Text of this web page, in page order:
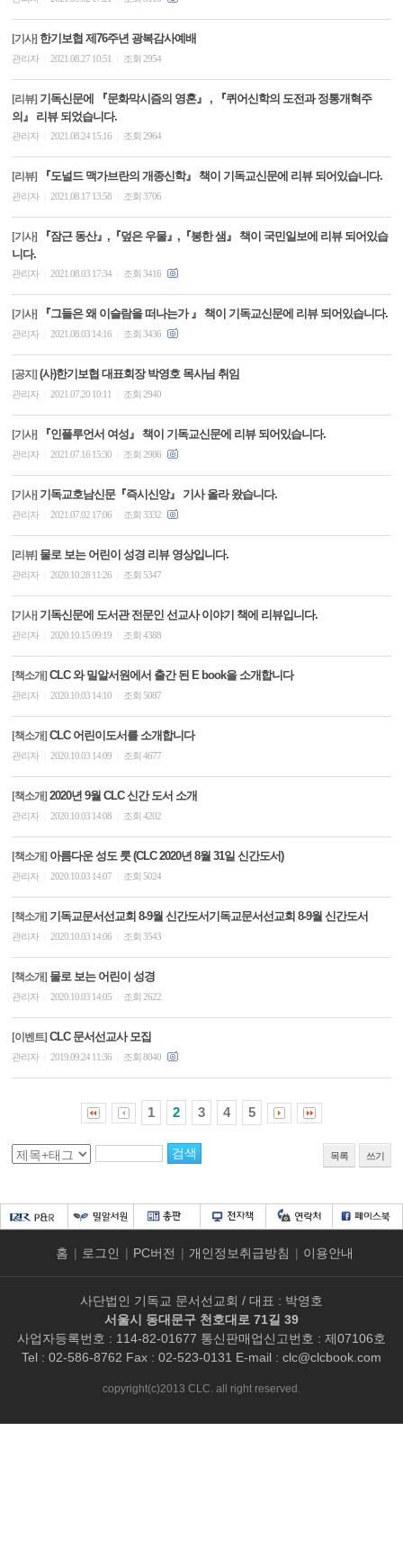
[기사] 한기보협 제76주년 광복감사예배
관리자 2021.08.27 10:51 조회 2954
[리뷰] 기독신문에 『문화막시즘의 영혼』 , 『퀴어신학의 도전과 정통개혁주
의』 리뷰 되었습니다.
관리자 2021.08.24 15:16 조회 2964
[리뷰] 『도널드 맥가브란의 개종신학』 책이 기독교신문에 리뷰 되어있습니다.
관리자 2021.08.17 13:58 조회 3706
[기사]
『잠근 동산』,『덮은 우물』,『봉한 샘』 책이 국민일보에 리뷰 되어있습
니다.
관리자 2021.08.03 17:34 조회 3416
[기사] 『그들은 왜 이슬람을 떠나는가 』 책이 기독교신문에 리뷰 되어있습니다.
관리자 2021.08.03 14:16 조회 3436
[공지] (사)한기보협 대표회장 박영호 목사님 취임
관리자 2021.07.20 10:11 조회 2940
[기사] 『인플루언서 여성』 책이 기독교신문에 리뷰 되어있습니다.
관리자 2021.07.16 15:30 조회 2986
[기사] 기독교호남신문『즉시신앙』 기사 올라 왔습니다.
관리자 2021.07.02 17:06 조회 3332
[리뷰] 물로 보는 어린이 성경 리뷰 영상입니다.
관리자 2020.10.28 11:26 조회 5347
[기사] 기독신문에 도서관 전문인 선교사 이야기 책에 리뷰입니다.
관리자 2020.10.15 09:19 조회 4388
[책소개] CLC 와 밀알서원에서 출간 된 E book을 소개합니다
관리자 2020.10.03 14:10 조회 5087
[책소개] CLC 어린이도서를 소개합니다
관리자 2020.10.03 14:09 조회 4677
[책소개] 2020년 9월 CLC 신간 도서 소개
관리자 2020.10.03 14:08 조회 4202
[책소개] 아름다운 성도 룻 (CLC 2020년 8월 31일 신간도서)
관리자 2020.10.03 14:07 조회 5024
[책소개] 기독교문서선교회 8-9월 신간도서기독교문서선교회 8-9월 신간도서
관리자 2020.10.03 14:06 조회 3543
[책소개] 물로 보는 어린이 성경
관리자 2020.10.03 14:05 조회 2622
[이벤트] CLC 문서선교사 모집
관리자 2019.09.24 11:36 조회 8040
1 2 3 4 5
목록 쓰기
홈 | 로그인 | PC버전 | 개인정보취급방침 | 이용안내
사단법인 기독교 문서선교회 / 대표 : 박영호
서울시 동대문구 천호대로 71길 39
사업자등록번호 : 114-82-01677 통신판매업신고번호 : 제07106호
Tel : 02-586-8762 Fax : 02-523-0131 E-mail : clc@clcbook.com
copyright(c)2013 CLC. all right reserved.